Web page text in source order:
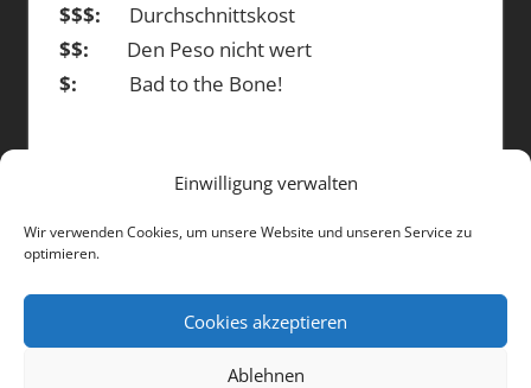
Einwilligung verwalten
Wir verwenden Cookies, um unsere Website und unseren Service zu
optimieren.
Cookies akzeptieren
Ablehnen
$$$: Durchschnittskost
$$: Den Peso nicht wert
$: Bad to the Bone!
DIE BEITRÄGE